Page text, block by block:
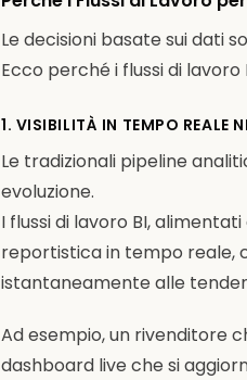
Le decisioni basate sui dati
Ecco perché i flussi di
1. VISIBILITÀ IN TEMPO REALE
Le tradizionali pipeline
evoluzione.
I flussi di lavoro BI,
reportistica in tempo reale,
istantaneamente alle
Ad esempio, un rivenditore
dashboard live che si